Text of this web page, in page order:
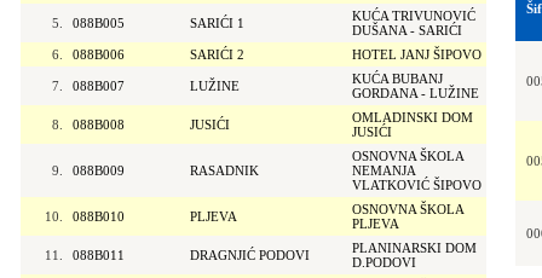
5. 088B005 SARIĆI 1
KUĆA TRIVUNOVIĆ
DUŠANA - SARIĆI
6.
088B006 SARIĆI 2 HOTEL JANJ ŠIPOVO
7. 088B007 LUŽINE
KUĆA BUBANJ
GORDANA - LUŽINE
8. 088B008 JUSIĆI
OMLADINSKI DOM
JUSIĆI
9. 088B009 RASADNIK
OSNOVNA ŠKOLA
NEMANJA
VLATKOVIĆ ŠIPOVO
10. 088B010 PLJEVA
OSNOVNA ŠKOLA
PLJEVA
11. 088B011 DRAGNJIĆ PODOVI
PLANINARSKI DOM
D.PODOVI